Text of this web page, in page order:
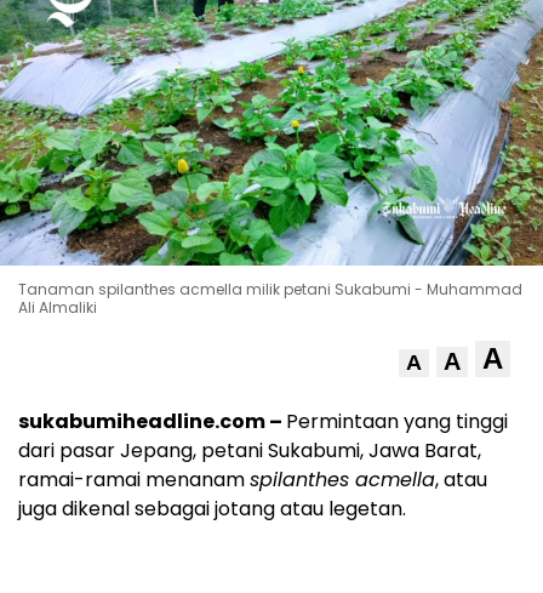
Tanaman spilanthes acmella milik petani Sukabumi - Muhammad
Ali Almaliki
A A A
sukabumiheadline.com – Permintaan yang tinggi
dari pasar Jepang, petani Sukabumi, Jawa Barat,
ramai-ramai menanamspilanthes acmella, atau
juga dikenal sebagai jotang atau legetan.